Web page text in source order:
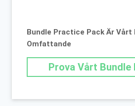
Bundle Practice Pack Är Vårt
Omfattande
Prova Vårt Bundle